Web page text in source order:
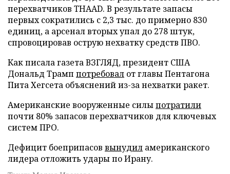
перехватчиков THAAD. В результате запасы
первых сократились с 2,3 тыс. до примерно 830
единиц, а арсенал вторых упал до 278 штук,
спровоцировав острую нехватку средств ПВО.
Как писала газета ВЗГЛЯД, президент США
Дональд Трамп потребовал от главы Пентагона
Пита Хегсета объяснений из-за нехватки ракет.
Американские вооруженные силыпотратили
почти 80% запасов перехватчиков для ключевых
систем ПРО.
Дефицит боеприпасов вынудил американского
лидера отложить удары по Ирану.